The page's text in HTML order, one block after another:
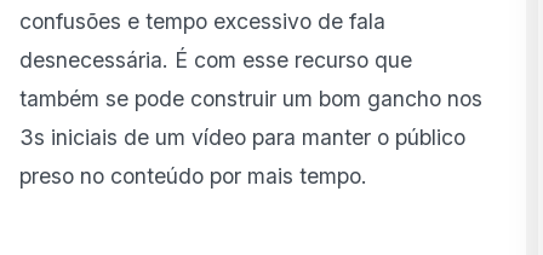
confusões e tempo excessivo de fala
desnecessária. É com esse recurso que
também se pode construir um bom gancho nos
3s iniciais de um vídeo para manter o público
preso no conteúdo por mais tempo.